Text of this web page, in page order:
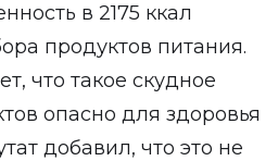
в 2175 ккал
продуктов питания.
что такое скудное
опасно для здоровья
добавил, что это не